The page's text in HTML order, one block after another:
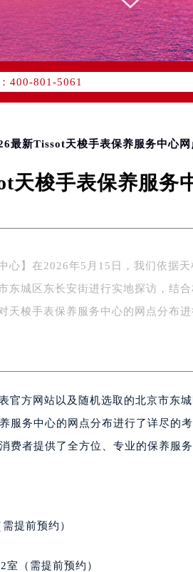
公告
400-801-5061
务覆盖中国大陆、香港、澳门、台
座6层602室（需提前预约）
层3705室（需提前预约）
金融中心写字楼35层3508室（需提
楼18层1803室（需提前预约）
号楼16层1604室（需提前预约）
楼20层2009室（需提前预约）
字楼8层805室（需提前预约）
写字楼A座13层1304室（需提前预
（中央广场）A1座办公楼14层07
楼A塔7层704室（需提前预约）
17层1701室（需提前预约）
座11层1104室（需提前预约）
最新Tissot天梭手表保养服务中心
天梭手表保养服务
心】在2026年5月15日，我们依据
东城区东长安街进行实地探访，结
天梭手表保养服务中心的网点分布
官方网站以及随机选取的北京市东
服务中心的网点分布进行了详尽的
费者提供了全方位、专业的保养服务
提前预约）
（需提前预约）